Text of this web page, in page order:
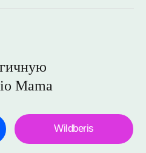
Mama